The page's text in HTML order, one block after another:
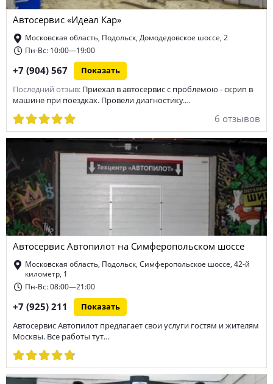
диагностика МКПП сход-развал
ремонт боковых порезов шин
ремонт электронных систем управления автомобиля
техническое обслуживание автомобиля хранение шин
ремонт тормозной системы замена фильтров автомобиля
ремонт генератора автомобиля ремонт стартера
замена масла в двигателе ремонт Mercedes-benz
ремонт КПП химчистка салона
ремонт электрооборудования
ремонт автоэлектроники диагностика ходовой
Автосервис «Идеал Кар»
Московская область, Подольск, Домодедовское шоссе, 2
Пн-Вс: 10:00—19:00
+7 (904) 567 Показать
Последний отзыв: Приехал в автосервис с проблемою - скрип в
машине при поездках. Провели диагностику.…
6 отзывов
Автосервис Автопилот на Симферопольском шоссе
Московская область, Подольск, Симферопольское шоссе, 42-й
километр, 1
Пн-Вс: 08:00—21:00
+7 (925) 211 Показать
Автосервис Автопилот предлагает свои услуги гостям и жителям
Москвы. Все работы тут…